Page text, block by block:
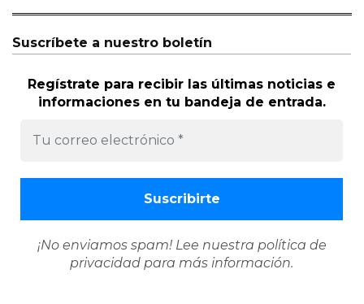
Suscríbete a nuestro boletín
Regístrate para recibir las últimas noticias e
informaciones en tu bandeja de entrada.
¡No enviamos spam! Lee nuestra política de
privacidad para más información.